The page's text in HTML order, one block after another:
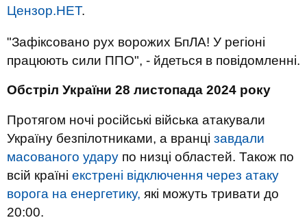
Цензор.НЕТ.
"Зафіксовано рух ворожих БпЛА! У регіоні
працюють сили ППО", - йдеться в повідомленні.
Обстріл України 28 листопада 2024 року
Протягом ночі російські війська атакували
Україну безпілотниками, а вранці завдали
масованого удару по низці областей. Також по
всій країні екстрені відключення через атаку
ворога на енергетику, які можуть тривати до
20:00.